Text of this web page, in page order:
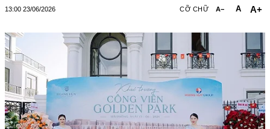
13:00 23/06/2026 CỠ CHỮ A− A A+